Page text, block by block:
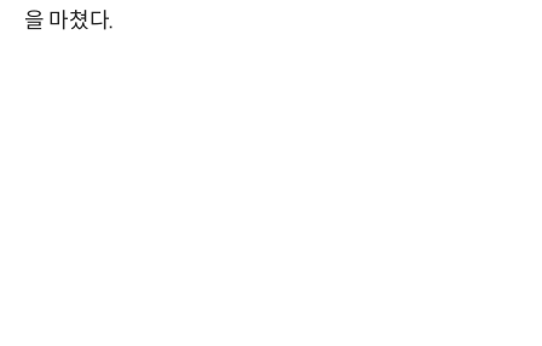
을 마쳤다.